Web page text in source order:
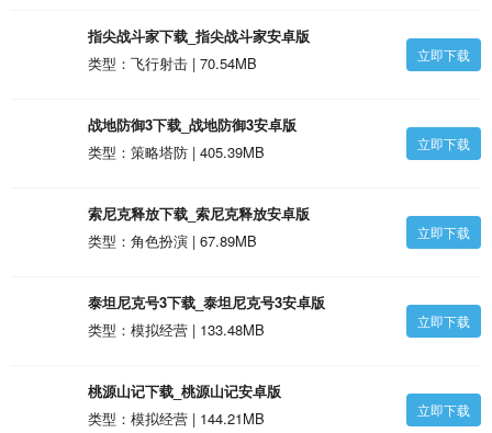
指尖战斗家下载_指尖战斗家安卓版
类型：飞行射击 | 70.54MB
立即下载
战地防御3下载_战地防御3安卓版
类型：策略塔防 | 405.39MB
立即下载
索尼克释放下载_索尼克释放安卓版
类型：角色扮演 | 67.89MB
立即下载
泰坦尼克号3下载_泰坦尼克号3安卓版
类型：模拟经营 | 133.48MB
立即下载
桃源山记下载_桃源山记安卓版
类型：模拟经营 | 144.21MB
立即下载